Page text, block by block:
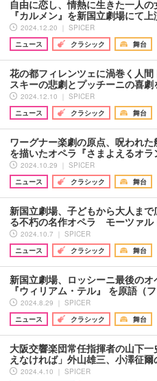
自由に恋し、情熱に生きた一人
『カルメン』を新国立劇場にて上
2024.12.20 ｜ SPICER
ニュース
クラシック 舞台
花の都フィレンツェに渦巻く人
スキーの悲劇とプッチーニの喜
2024.12.10 ｜ SPICER
ニュース
クラシック 舞台
ワーグナー楽劇の原点、呪われ
を描いたオペラ『さまよえるオ
2024.10.29 ｜ SPICER
ニュース
クラシック 舞台
新国立劇場、子どもから大人ま
る不朽の名作オペラ モーツァル
2024.10.7 ｜ SPICER
ニュース
クラシック 舞台
新国立劇場、ロッシーニ最後の
『ウィリアム・テル』 を原語（
2024.8.29 ｜ SPICER
ニュース
クラシック 舞台
大阪交響楽団常任指揮者の山下
えなければ」外山雄三、小澤征
2024.4.10 ｜ SPICER